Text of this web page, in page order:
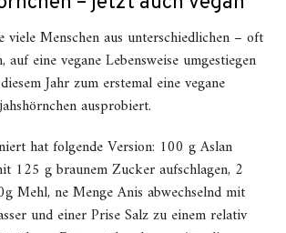
Menschen aus unterschiedlichen – oft
eine vegane Lebensweise umgestiegen
Jahr zum erstemal eine vegane
ausprobiert.
hat folgende Version: 100 g Aslan
125 g braunem Zucker aufschlagen, 2
Mehl, ne Menge Anis abwechselnd mit
und einer Prise Salz zu einem relativ